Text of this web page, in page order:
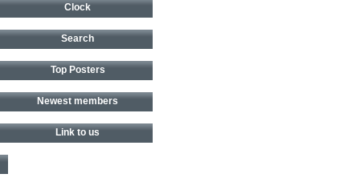
Clock
Search
Top Posters
Newest members
Link to us